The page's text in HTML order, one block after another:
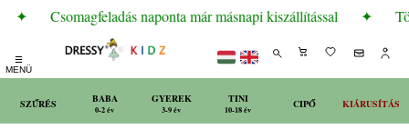
✦ Csomagfeladás naponta már másnapi kiszállítással ✦
☰
MENÜ
SZŰRÉS BABA
0-2 év
GYEREK
3-9 év
TINI
10-18 év CIPŐ KIÁRUSÍTÁS